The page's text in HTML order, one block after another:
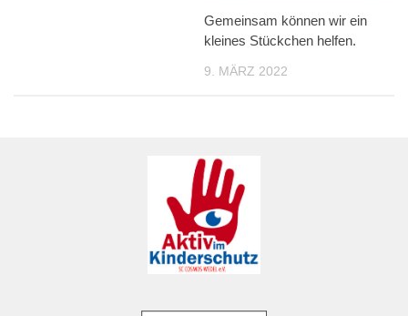
Gemeinsam können wir ein
kleines Stückchen helfen.
9. MÄRZ 2022